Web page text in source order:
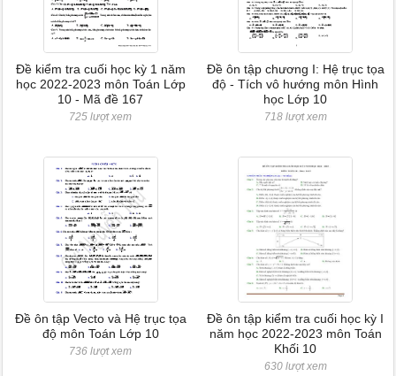
Đề kiểm tra cuối học kỳ 1 năm
học 2022-2023 môn Toán Lớp
10 - Mã đề 167
725 lượt xem
Đề ôn tập chương I: Hệ trục tọa
độ - Tích vô hướng môn Hình
học Lớp 10
718 lượt xem
Đề ôn tập Vecto và Hệ trục tọa
độ môn Toán Lớp 10
736 lượt xem
Đề ôn tập kiểm tra cuối học kỳ I
năm học 2022-2023 môn Toán
Khối 10
630 lượt xem